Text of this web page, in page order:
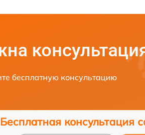
бесплатную консультацию
Бесплатная консультация